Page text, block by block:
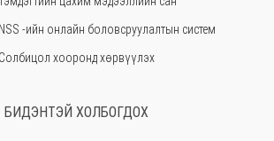
-ийн онлайн боловсруулалтын систем
Солбицол хооронд хөрвүүлэх
БИДЭНТЭЙ ХОЛБОГДОХ